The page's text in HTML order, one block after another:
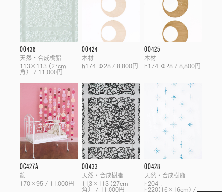
OO438
天然・合成樹脂
113×113 (27cm
角） / 11,000円
OO424
木材
h174 Φ28 / 8,800円
OO425
木材
h174 Φ28 / 8,800円
OC427A
綿
170×95 / 11,000円
OO433
天然・合成樹脂
113×113 (27cm
角） / 11,000円
OO428
天然・合成樹脂
h204 ,
h220(16×16cm) /